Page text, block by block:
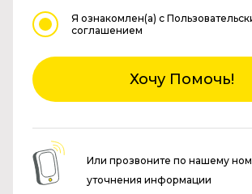
Я ознакомлен(а) с
соглашением
Хочу Помочь!
Или прозвоните по нашему
уточнения информации